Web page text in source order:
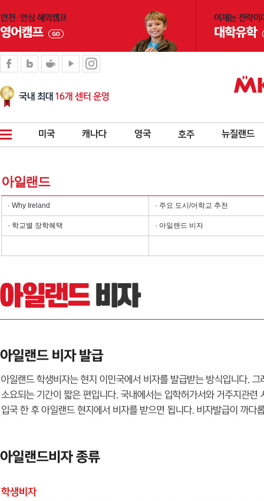
아일랜드
· Why Ireland · 주요 도시/어학교 추천
· 학교별 장학혜택 · 아일랜드 비자